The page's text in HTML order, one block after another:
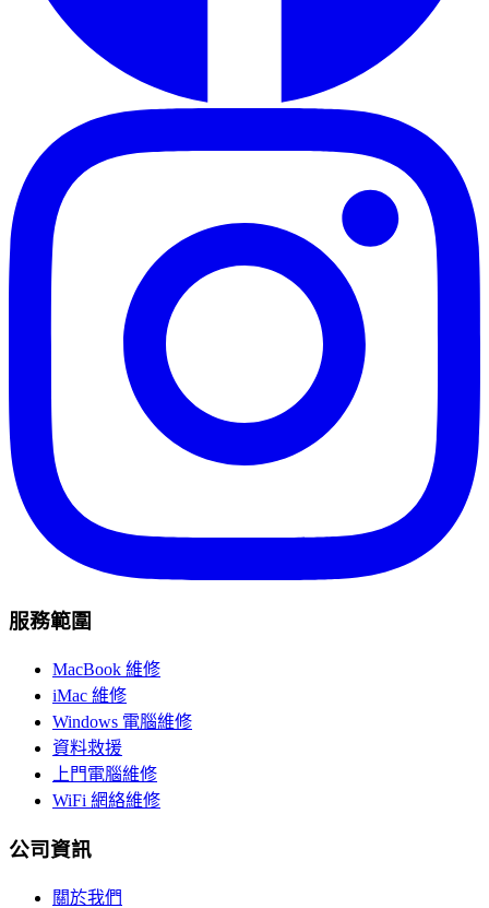
服務範圍
MacBook 維修
iMac 維修
Windows 電腦維修
資料救援
上門電腦維修
WiFi 網絡維修
公司資訊
關於我們